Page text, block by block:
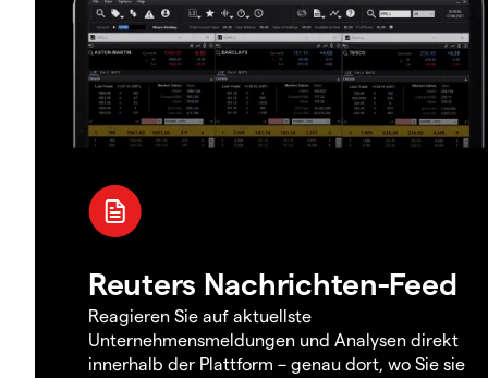
Reuters Nachrichten-Feed
Reagieren Sie auf aktuellste
Unternehmensmeldungen und Analysen direkt
innerhalb der Plattform – genau dort, wo Sie sie